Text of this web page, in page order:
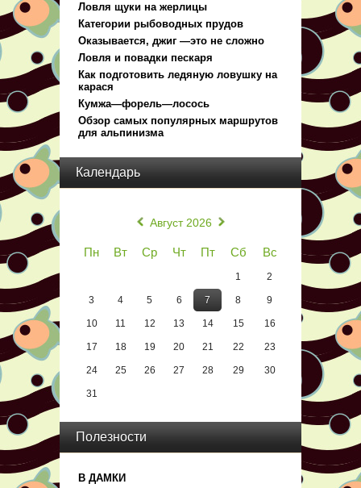
Ловля щуки на жерлицы
Категории рыбоводных прудов
Оказывается, джиг —это не сложно
Ловля и повадки пескаря
Как подготовить ледяную ловушку на
карася
Кумжа—форель—лосось
Обзор самых популярных маршрутов
для альпинизма
Календарь
« Август 2026 »
Пн Вт Ср Чт Пт Сб Вс
1 2
3 4 5 6 7 8 9
10 11 12 13 14 15 16
17 18 19 20 21 22 23
24 25 26 27 28 29 30
31
Полезности
В ДАМКИ